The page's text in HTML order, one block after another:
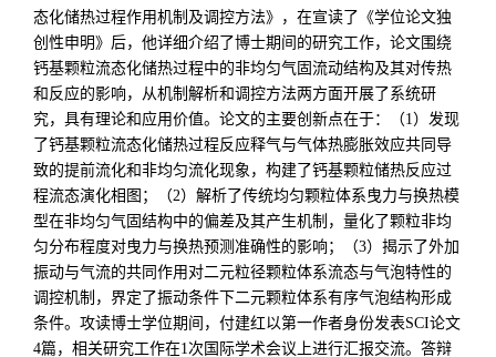
态化储热过程作用机制及调控方法》，在宣读了《学位论文独
创性申明》后，他详细介绍了博士期间的研究工作，论文围绕
钙基颗粒流态化储热过程中的非均匀气固流动结构及其对传热
和反应的影响，从机制解析和调控方法两方面开展了系统研
究，具有理论和应用价值。论文的主要创新点在于：（1）发现
了钙基颗粒流态化储热过程反应释气与气体热膨胀效应共同导
致的提前流化和非均匀流化现象，构建了钙基颗粒储热反应过
程流态演化相图；（2）解析了传统均匀颗粒体系曳力与换热模
型在非均匀气固结构中的偏差及其产生机制，量化了颗粒非均
匀分布程度对曳力与换热预测准确性的影响；（3）揭示了外加
振动与气流的共同作用对二元粒径颗粒体系流态与气泡特性的
调控机制，界定了振动条件下二元颗粒体系有序气泡结构形成
条件。攻读博士学位期间，付建红以第一作者身份发表SCI论文
4篇，相关研究工作在1 次国际学术会议上进行汇报交流。答辩